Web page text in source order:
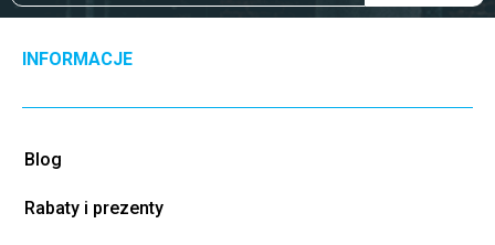
INFORMACJE
Blog
Rabaty i prezenty